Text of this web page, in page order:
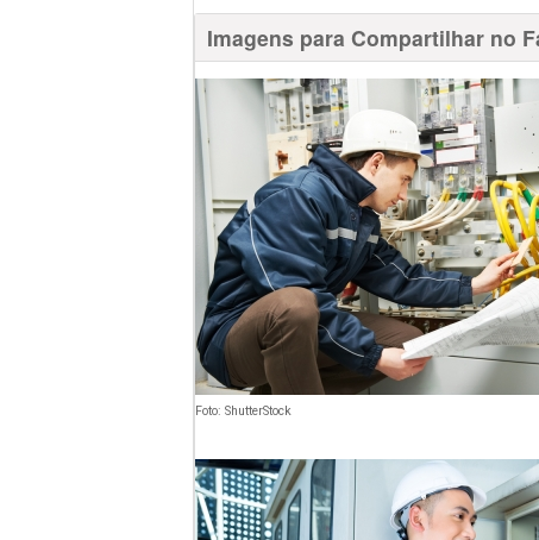
Imagens para Compartilhar no
Foto: ShutterStock